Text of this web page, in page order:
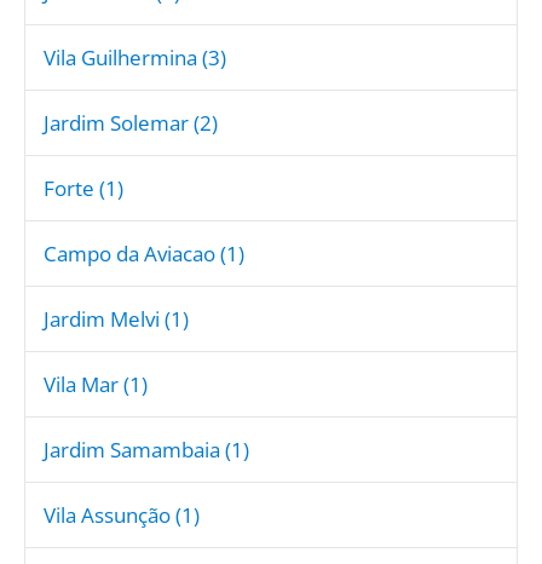
Vila Guilhermina (3)
Jardim Solemar (2)
Forte (1)
Campo da Aviacao (1)
Jardim Melvi (1)
Vila Mar (1)
Jardim Samambaia (1)
Vila Assunção (1)